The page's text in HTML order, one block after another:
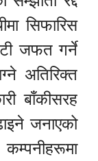
सिफारिस
जफत गर्ने
अतिरिक्त
बाँकीसरह
जनाएको